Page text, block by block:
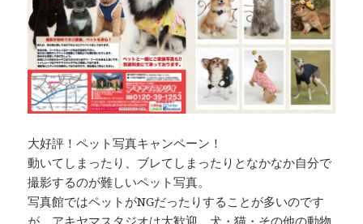
大好評！ペット写真キャンペーン！
動いてしまったり、ブレてしまったりとなかなか自分で
撮影するのが難しいペット写真。
写真館ではペットがNGだったりすることが多いのです